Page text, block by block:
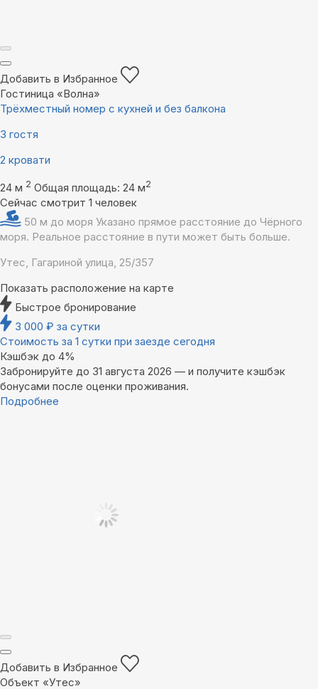
Добавить в Избранное
Гостиница «Волна»
Трёхместный номер с кухней и без балкона
3 гостя
2 кровати
24 м 2 Общая площадь: 24 м2
Сейчас смотрит 1 человек
50 м до моря Указано прямое расстояние до Чёрного
моря. Реальное расстояние в пути может быть больше.
Утес, Гагариной улица, 25/357
Показать расположение на карте
Быстрое бронирование
3 000 ₽ за сутки
Стоимость за 1 сутки при заезде сегодня
Кэшбэк до 4%
Забронируйте до 31 августа 2026 — и получите кэшбэк
бонусами после оценки проживания.
Подробнее
Добавить в Избранное
Объект «Утес»